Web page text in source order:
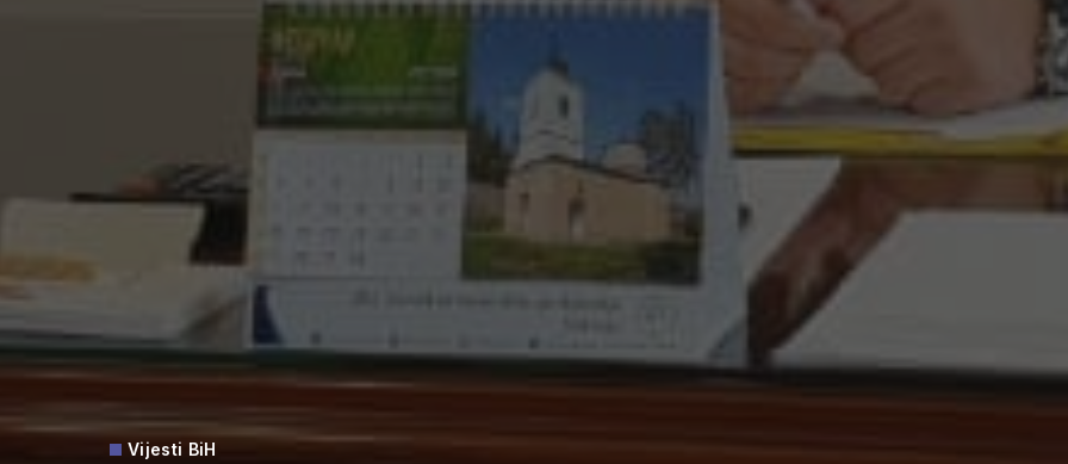
Vijesti BiH